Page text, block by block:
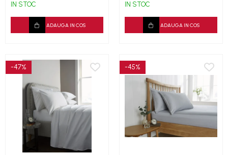
IN STOC
ADAUGA IN COS
IN STOC
ADAUGA IN COS
-47% -45%